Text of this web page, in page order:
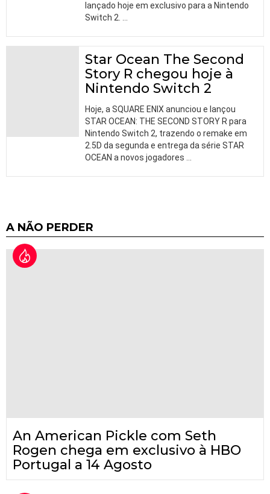
lançado hoje em exclusivo para a Nintendo
Switch 2.
Star Ocean The Second
Story R chegou hoje à
Nintendo Switch 2
Hoje, a SQUARE ENIX anunciou e lançou
STAR OCEAN: THE SECOND STORY R para
Nintendo Switch 2, trazendo o remake em
2.5D da segunda e entrega da série STAR
OCEAN a novos jogadores
A NÃO PERDER
An American Pickle com Seth
Rogen chega em exclusivo à HBO
Portugal a 14 Agosto